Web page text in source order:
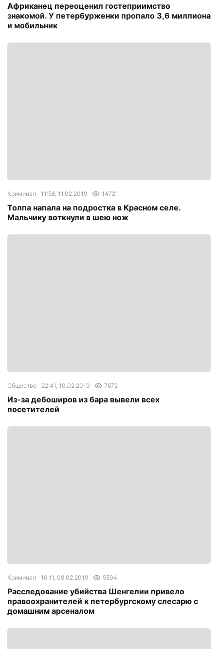
Африканец переоценил гостеприимство
знакомой. У петербурженки пропало 3,6 миллиона
и мобильник
Криминал 11:58, 11.02.2019 14721
Толпа напала на подростка в Красном селе.
Мальчику воткнули в шею нож
Общество 22:41, 10.02.2019 7672
Из-за дебоширов из бара вывели всех
посетителей
Криминал 16:11, 08.02.2019 5504
Расследование убийства Шенгелии привело
правоохранителей к петербургскому слесарю с
домашним арсеналом